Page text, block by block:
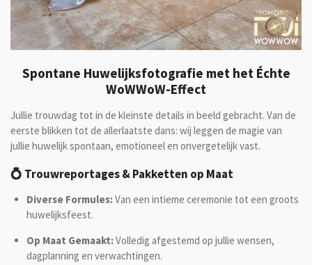
Spontane Huwelijksfotografie met het Échte
WoWWoW-Effect
Jullie trouwdag tot in de kleinste details in beeld gebracht. Van de
eerste blikken tot de allerlaatste dans: wij leggen de magie van
jullie huwelijk spontaan, emotioneel en onvergetelijk vast.
💍 Trouwreportages & Pakketten op Maat
Diverse Formules:Van een intieme ceremonie tot een groots
huwelijksfeest.
Op Maat Gemaakt:Volledig afgestemd op jullie wensen,
dagplanning en verwachtingen.